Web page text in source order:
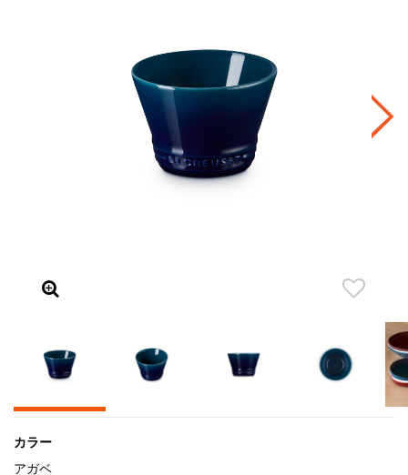
カラー
アガベ